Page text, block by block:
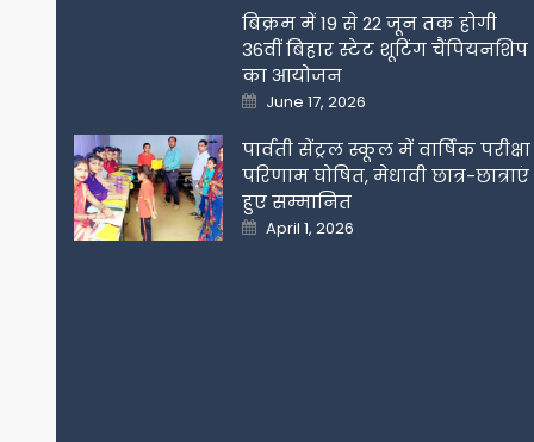
बिक्रम में 19 से 22 जून तक होगी
36वीं बिहार स्टेट शूटिंग चैंपियनशिप
का आयोजन
Posted
on
June 17, 2026
पार्वती सेंट्रल स्कूल में वार्षिक परीक्षा
परिणाम घोषित, मेधावी छात्र-छात्राएं
हुए सम्मानित
Posted
on
April 1, 2026